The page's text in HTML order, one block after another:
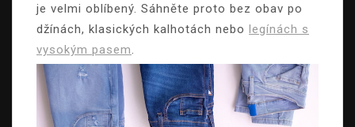
je velmi oblíbený. Sáhněte proto bez obav po
džínách, klasických kalhotách nebo legínách s
vysokým pasem